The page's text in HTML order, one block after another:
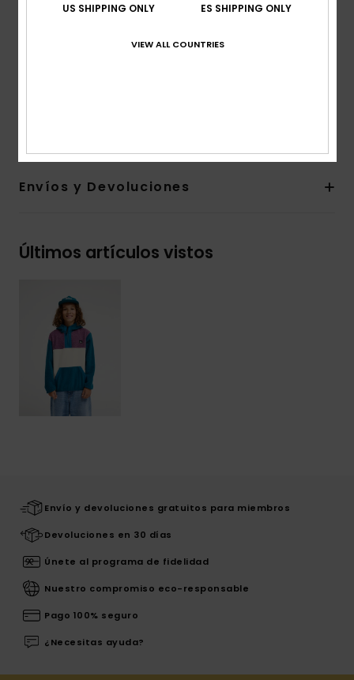
Corte:corte cómodo
bolsillo canguro
Envíos y Devoluciones
Últimos artículos vistos
Envío y devoluciones gratuitos para miembros
Devoluciones en 30 días
Únete al programa de fidelidad
Nuestro compromiso eco-responsable
Pago 100% seguro
¿Necesitas ayuda?
US SHIPPING ONLY ES SHIPPING ONLY
VIEW ALL COUNTRIES